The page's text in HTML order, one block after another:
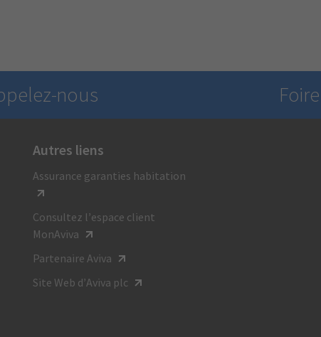
nous
obtenir des renseignements généraux,
le :
387-4518
800-855-0511
lundi au vendredi
Autres liens
Assurance garanties habitation
Consultez l’espace client
MonAviva
Partenaire Aviva
Site Web d’Aviva plc